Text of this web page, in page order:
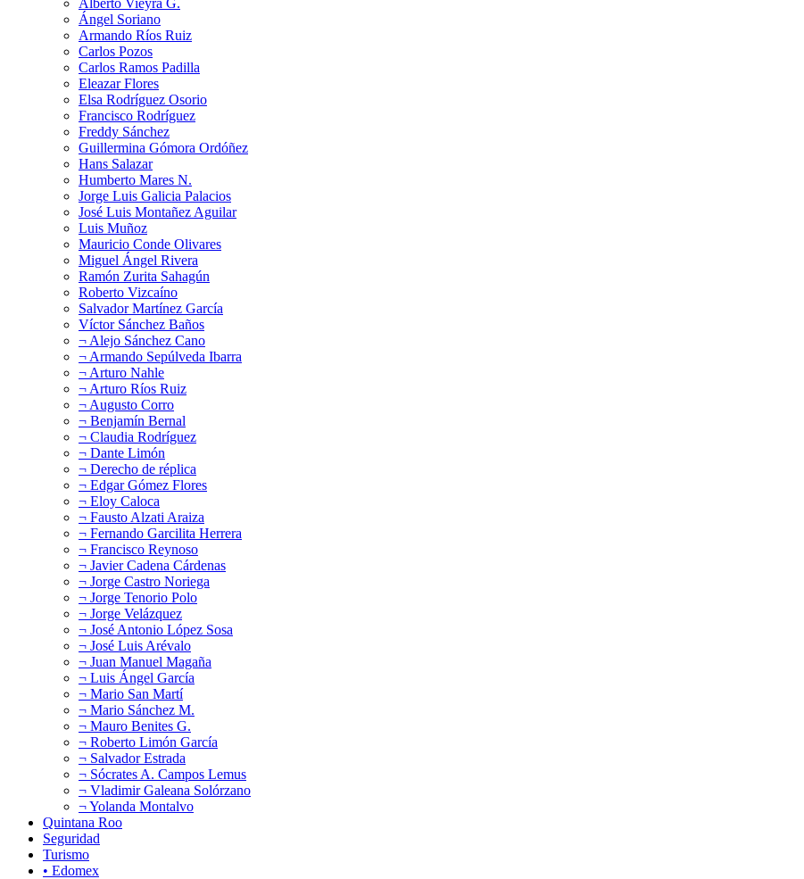
Ángel Soriano
Armando Ríos Ruiz
Carlos Pozos
Carlos Ramos Padilla
Eleazar Flores
Elsa Rodríguez Osorio
Francisco Rodríguez
Freddy Sánchez
Guillermina Gómora Ordóñez
Hans Salazar
Humberto Mares N.
Jorge Luis Galicia Palacios
José Luis Montañez Aguilar
Luis Muñoz
Mauricio Conde Olivares
Miguel Ángel Rivera
Ramón Zurita Sahagún
Roberto Vizcaíno
Salvador Martínez García
Víctor Sánchez Baños
¬ Alejo Sánchez Cano
¬ Armando Sepúlveda Ibarra
¬ Arturo Nahle
¬ Arturo Ríos Ruiz
¬ Augusto Corro
¬ Benjamín Bernal
¬ Claudia Rodríguez
¬ Dante Limón
¬ Derecho de réplica
¬ Edgar Gómez Flores
¬ Eloy Caloca
¬ Fausto Alzati Araiza
¬ Fernando Garcilita Herrera
¬ Francisco Reynoso
¬ Javier Cadena Cárdenas
¬ Jorge Castro Noriega
¬ Jorge Tenorio Polo
¬ Jorge Velázquez
¬ José Antonio López Sosa
¬ José Luis Arévalo
¬ Juan Manuel Magaña
¬ Luis Ángel García
¬ Mario San Martí
¬ Mario Sánchez M.
¬ Mauro Benites G.
¬ Roberto Limón García
¬ Salvador Estrada
¬ Sócrates A. Campos Lemus
¬ Vladimir Galeana Solórzano
¬ Yolanda Montalvo
Quintana Roo
Seguridad
Turismo
• Edomex